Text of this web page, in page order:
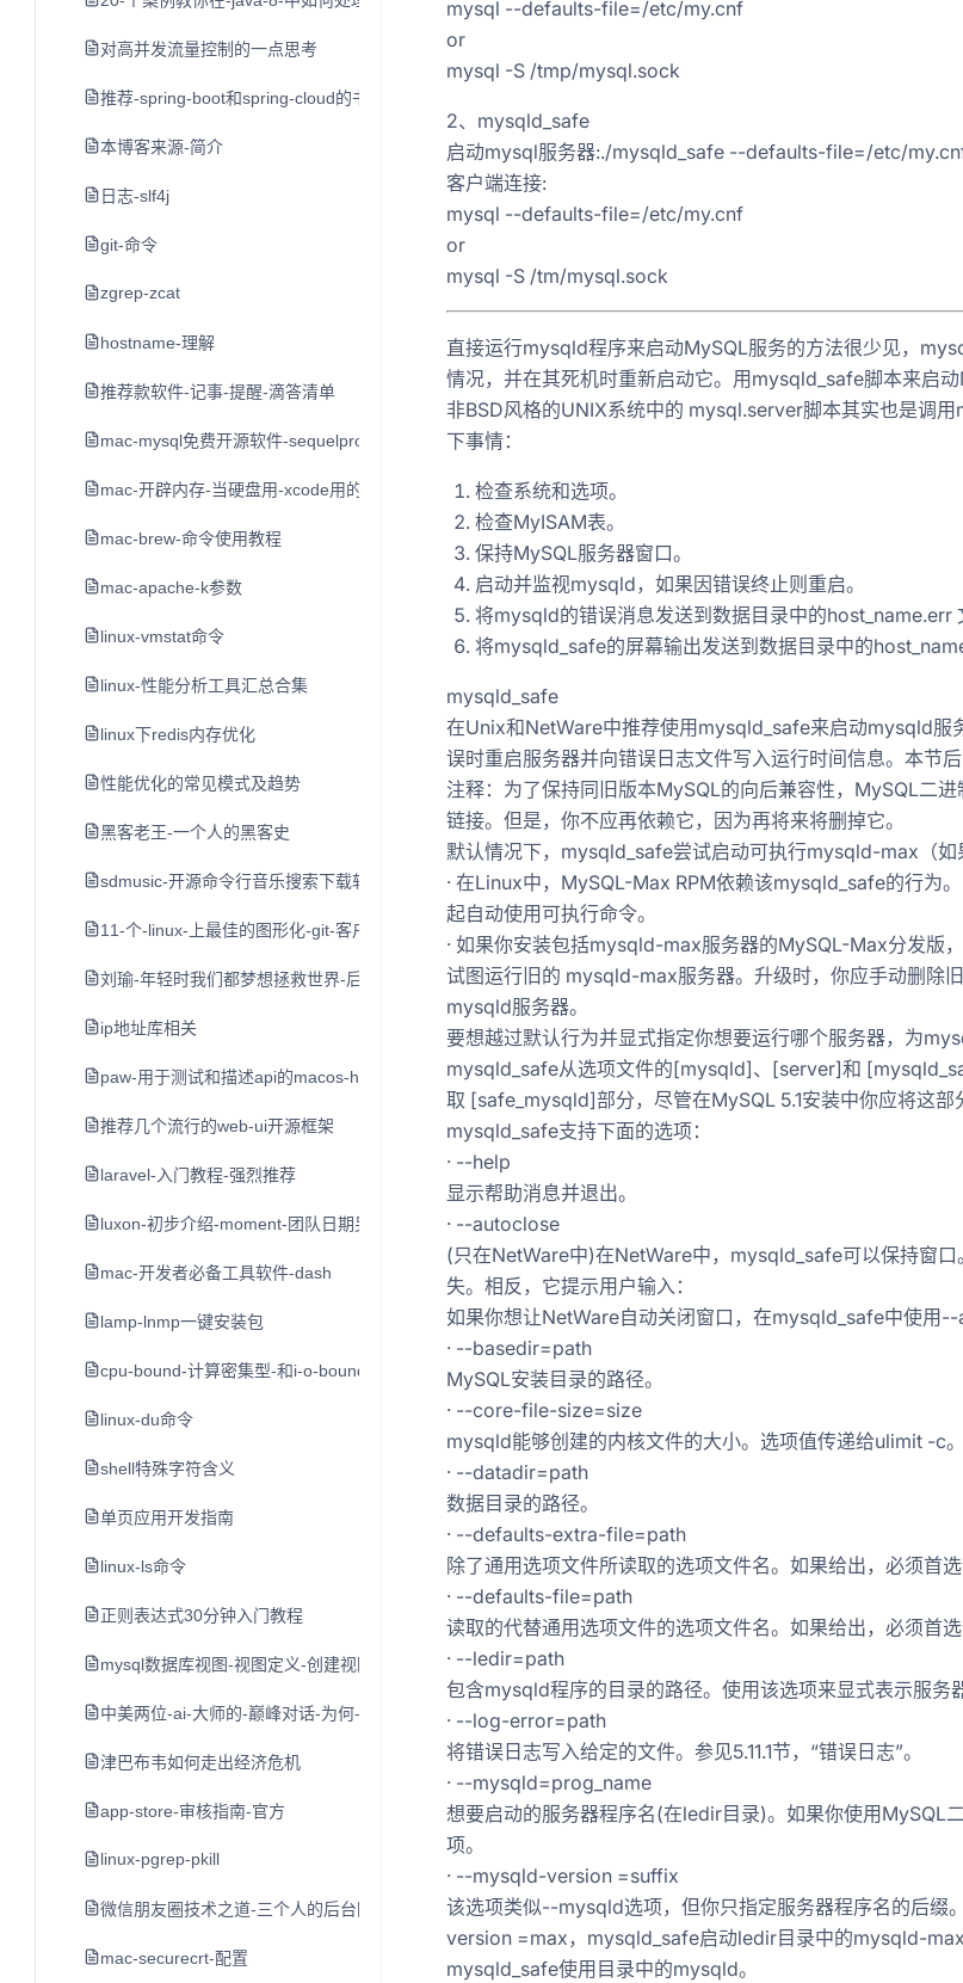
对高并发流量控制的一点思考
推荐-spring-boot和spring-cloud的书
本博客来源-简介
日志-slf4j
git-命令
zgrep-zcat
hostname-理解
推荐款软件-记事-提醒-滴答清单
mac-mysql免费开源软件-sequelpro
mac-开辟内存-当硬盘用-xcode用的-不推荐-留作学习用
mac-brew-命令使用教程
mac-apache-k参数
linux-vmstat命令
linux-性能分析工具汇总合集
linux下redis内存优化
性能优化的常见模式及趋势
黑客老王-一个人的黑客史
sdmusic-开源命令行音乐搜索下载软件
11-个-linux-上最佳的图形化-git-客户端
刘瑜-年轻时我们都梦想拯救世界-后来
ip地址库相关
paw-用于测试和描述api的macos-http客户端
推荐几个流行的web-ui开源框架
laravel-入门教程-强烈推荐
luxon-初步介绍-moment-团队日期另一个类库
mac-开发者必备工具软件-dash
lamp-lnmp一键安装包
cpu-bound-计算密集型-和i-o-bound-i-o密集型
linux-du命令
shell特殊字符含义
单页应用开发指南
linux-ls命令
正则表达式30分钟入门教程
mysql数据库视图-视图定义-创建视图-修改视图
中美两位-ai-大师的-巅峰对话-为何-nlp-领域难以出现-独角兽-2017年-转载
津巴布韦如何走出经济危机
app-store-审核指南-官方
linux-pgrep-pkill
微信朋友圈技术之道-三个人的后台团队与每日十亿的发布量
mac-securecrt-配置
mysql --defaults-file=/etc/my.cnf
or
mysql -S /tmp/mysql.sock
2、mysqld_safe
启动mysql服务器:./mysqld_safe --defaults-file=/etc/
客户端连接:
mysql --defaults-file=/etc/my.cnf
or
mysql -S /tm/mysql.sock
直接运行mysqld程序来启动MySQL服务的方法很少见，
情况，并在其死机时重新启动它。用mysqld_safe脚本来启
非BSD风格的UNIX系统中的 mysql.server脚本其实也是调
下事情：
检查系统和选项。
检查MyISAM表。
保持MySQL服务器窗口。
启动并监视mysqld，如果因错误终止则重启。
将mysqld的错误消息发送到数据目录中的host_name.err
将mysqld_safe的屏幕输出发送到数据目录中的
mysqld_safe
在Unix和NetWare中推荐使用mysqld_safe来启动mysqld服
误时重启服务器并向错误日志文件写入运行时间信息。本节
注释：为了保持同旧版本MySQL的向后兼容性，MySQL二
链接。但是，你不应再依赖它，因为再将来将删掉它。
默认情况下，mysqld_safe尝试启动可执行mysqld-max（如
· 在Linux中，MySQL-Max RPM依赖该mysqld_safe的行
起自动使用可执行命令。
· 如果你安装包括mysqld-max服务器的MySQL-Max分发版
试图运行旧的 mysqld-max服务器。升级时，你应手动删除
mysqld服务器。
要想越过默认行为并显式指定你想要运行哪个服务器，为
mysqld_safe从选项文件的[mysqld]、[server]和
取 [safe_mysqld]部分，尽管在MySQL 5.1安装中你应将这部
mysqld_safe支持下面的选项：
· --help
显示帮助消息并退出。
· --autoclose
(只在NetWare中)在NetWare中，mysqld_safe可以保持窗
失。相反，它提示用户输入：
如果你想让NetWare自动关闭窗口，在mysqld_safe中使用--
· --basedir=path
MySQL安装目录的路径。
· --core-file-size=size
mysqld能够创建的内核文件的大小。选项值传递给ulimit -c。
· --datadir=path
数据目录的路径。
· --defaults-extra-file=path
除了通用选项文件所读取的选项文件名。如果给出，必须首选
· --defaults-file=path
读取的代替通用选项文件的选项文件名。如果给出，必须首选
· --ledir=path
包含mysqld程序的目录的路径。使用该选项来显式表示服务
· --log-error=path
将错误日志写入给定的文件。参见5.11.1节，“错误日志”。
· --mysqld=prog_name
想要启动的服务器程序名(在ledir目录)。如果你使用MySQL
项。
· --mysqld-version =suffix
该选项类似--mysqld选项，但你只指定服务器程序名的后
version =max，mysqld_safe启动ledir目录中的mysqld-
mysqld_safe使用目录中的mysqld。